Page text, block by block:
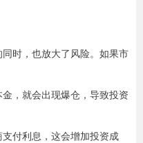
时，也放大了风险。如果市
，就会出现爆仓，导致投资
付利息，这会增加投资成